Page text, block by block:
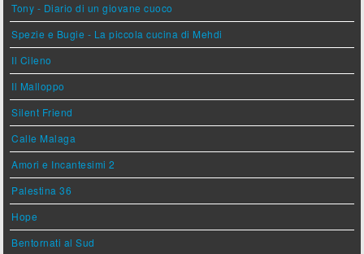
Tony - Diario di un giovane cuoco
Spezie e Bugie - La piccola cucina di Mehdi
Il Cileno
Il Malloppo
Silent Friend
Calle Malaga
Amori e Incantesimi 2
Palestina 36
Hope
Bentornati al Sud